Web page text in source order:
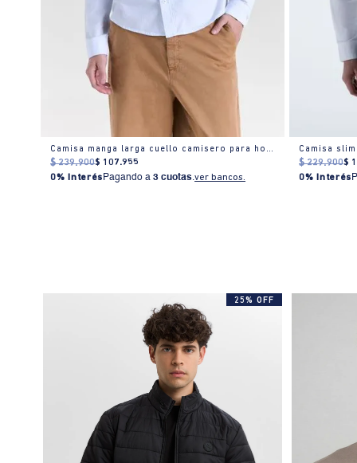
Camisa manga larga cuello camisero para hombre
$ 239.900$ 107.955
0% Interés Pagando a3 cuotas.ver bancos.
Camisa
$ 229.900$
0% Interés
25% OFF